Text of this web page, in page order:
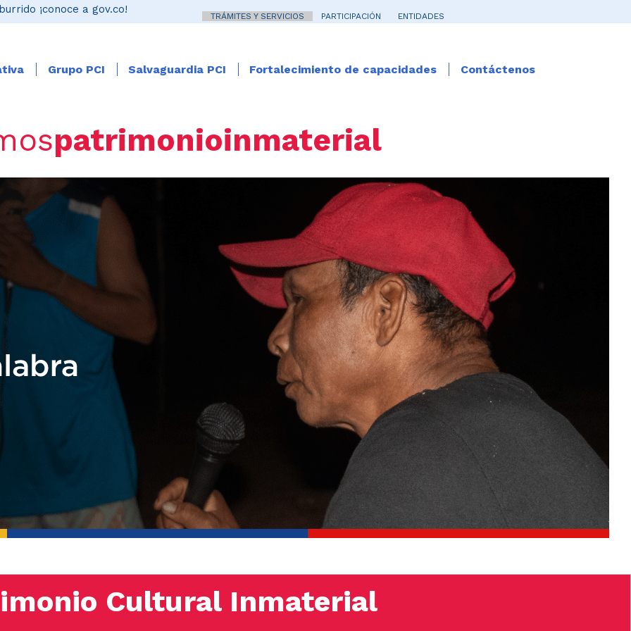
¡conoce a gov.co!
TRÁMITES Y SERVICIOS PARTICIPACIÓN ENTIDADES
Grupo PCI Salvaguardia PCI Fortalecimiento de capacidades Contáctenos
patrimonioinmaterial
Cultural Inmaterial